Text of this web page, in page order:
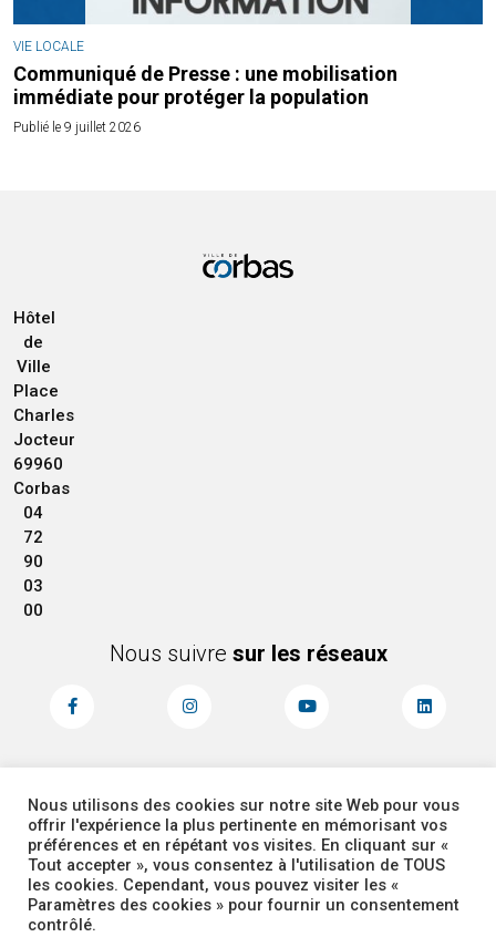
VIE LOCALE
Communiqué de Presse : une mobilisation
immédiate pour protéger la population
Publié le 9 juillet 2026
Hôtel
de
Ville
Place
Charles
Jocteur
69960
Corbas
04
72
90
03
00
Nous suivre sur les réseaux
MENTIONS LÉGALES
PLAN DU SITE
ACCESSIBILITÉ
ADMINISTRATEUR
COOKIES
Nous utilisons des cookies sur notre site Web pour vous
offrir l'expérience la plus pertinente en mémorisant vos
préférences et en répétant vos visites. En cliquant sur «
Tout accepter », vous consentez à l'utilisation de TOUS
les cookies. Cependant, vous pouvez visiter les «
Paramètres des cookies » pour fournir un consentement
contrôlé.